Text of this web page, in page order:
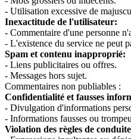
- Utilisation excessive de
Inexactitude de l'utilisateur:
- Commentaire d'une personne
- L'existence du service ne peut
Spam et contenu inapproprié:
- Liens publicitaires ou offres.
- Messages hors sujet.
Commentaires non publiables :
Confidentialité et fausses
- Divulgation d'informations
- Informations fausses ou
Violation des règles de